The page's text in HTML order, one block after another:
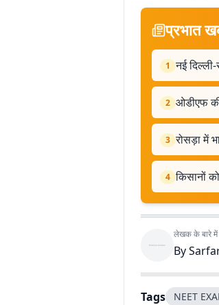
प्रभात
1 नई
2 ओडीएफ
3 रोसड़ा में
4 किसानों
लेखक के बारे में
By
Tags NEET